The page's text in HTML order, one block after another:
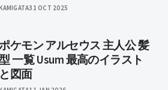
31 OCT 2025
ケモン アルセウス 主人公 髪
一覧 Usum 最高のイラスト
と図面